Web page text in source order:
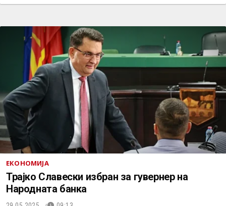
ЕКОНОМИЈА
Трајко Славески избран за гувернер на
Народната банка